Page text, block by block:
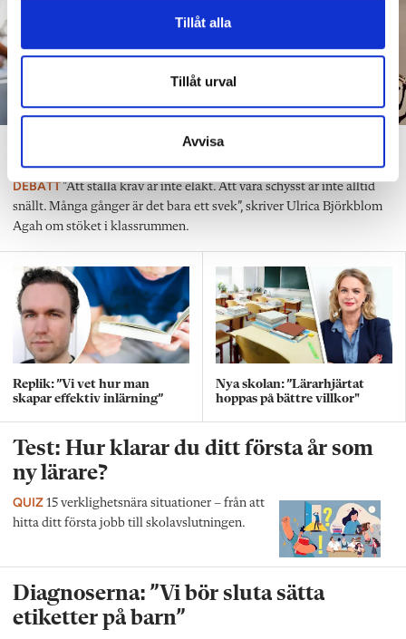
Tillåt alla
Tillåt urval
Avvisa
”Att ställa krav är inte elakt”
DEBATT”Att ställa krav är inte elakt. Att vara schysst är inte alltid
snällt. Många gånger är det bara ett svek”, skriver Ulrica Björkblom
Agah om stöket i klassrummen.
Replik: ”Vi vet hur man
skapar effektiv inlärning”
Nya skolan: ”Lärarhjärtat
hoppas på bättre villkor"
Test: Hur klarar du ditt första år som
ny lärare?
QUIZ 15 verklighetsnära situationer – från att
hitta ditt första jobb till skolavslutningen.
Diagnoserna: ”Vi bör sluta sätta
etiketter på barn”